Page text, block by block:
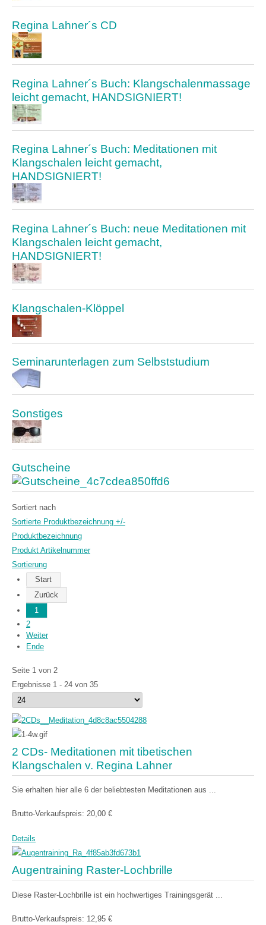
Regina Lahner´s CD
Regina Lahner´s Buch: Klangschalenmassage
leicht gemacht, HANDSIGNIERT!
Regina Lahner´s Buch: Meditationen mit
Klangschalen leicht gemacht,
HANDSIGNIERT!
Regina Lahner´s Buch: neue Meditationen mit
Klangschalen leicht gemacht,
HANDSIGNIERT!
Klangschalen-Klöppel
Seminarunterlagen zum Selbststudium
Sonstiges
Gutscheine
Sortiert nach
Sortierte Produktbezeichnung +/-
Produktbezeichnung
Produkt Artikelnummer
Sortierung
Start
Zurück
1
2
Weiter
Ende
Seite 1 von 2
Ergebnisse 1 - 24 von 35
2 CDs- Meditationen mit tibetischen
Klangschalen v. Regina Lahner
Sie erhalten hier alle 6 der beliebtesten Meditationen aus ...
Brutto-Verkaufspreis: 20,00 €
Details
Augentraining Raster-Lochbrille
Diese Raster-Lochbrille ist ein hochwertiges Trainingsgerät ...
Brutto-Verkaufspreis: 12,95 €